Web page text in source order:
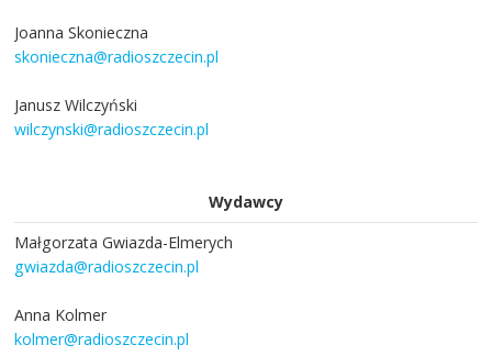
Joanna Skonieczna
skonieczna@radioszczecin.pl
Janusz Wilczyński
wilczynski@radioszczecin.pl
Wydawcy
Małgorzata Gwiazda-Elmerych
gwiazda@radioszczecin.pl
Anna Kolmer
kolmer@radioszczecin.pl